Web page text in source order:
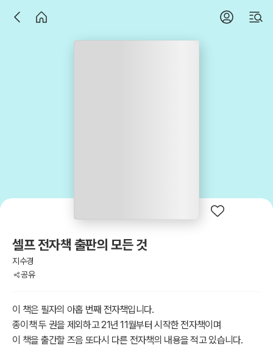
셀프 전자책 출판의 모든 것
지수경
공유
이 책은 필자의 아홉 번째 전자책입니다.
종이책 두 권을 제외하고 21년 11월부터 시작한 전자책이며
이 책을 출간할 즈음 또다시 다른 전자책의 내용을 적고 있습니다.